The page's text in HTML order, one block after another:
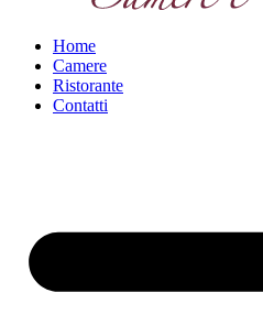
Home
Camere
Ristorante
Contatti